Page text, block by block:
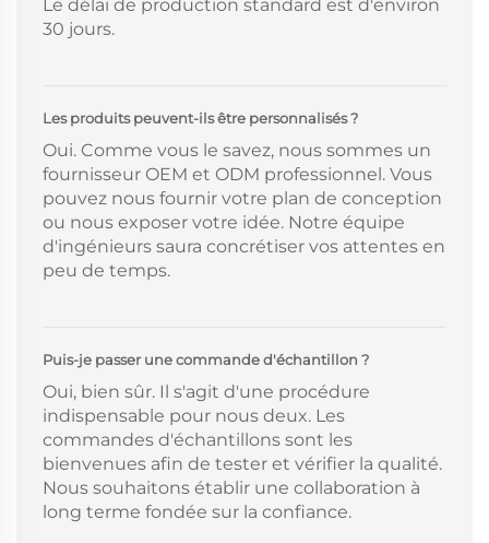
Le délai de production standard est d'environ
30 jours.
Les produits peuvent-ils être personnalisés ?
Oui. Comme vous le savez, nous sommes un
fournisseur OEM et ODM professionnel. Vous
pouvez nous fournir votre plan de conception
ou nous exposer votre idée. Notre équipe
d'ingénieurs saura concrétiser vos attentes en
peu de temps.
Puis-je passer une commande d'échantillon ?
Oui, bien sûr. Il s'agit d'une procédure
indispensable pour nous deux. Les
commandes d'échantillons sont les
bienvenues afin de tester et vérifier la qualité.
Nous souhaitons établir une collaboration à
long terme fondée sur la confiance.